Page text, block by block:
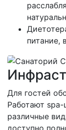
питание,
Для гостей
Работают spa-
различные
доступно